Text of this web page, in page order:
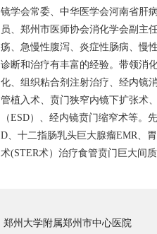
镜学会常委、中华医学会河南省肝
员、郑州市医师协会消化学会副主
疡、急慢性腹泻、炎症性肠病、慢
诊断和治疗有丰富的经验。带领消
化、组织粘合剂注射治疗、经内镜
管植入术、贲门狭窄内镜下扩张术
（ESD）、经内镜贲门缩窄术等。
D、十二指肠乳头巨大腺瘤EMR、
术(STER术）治疗食管贲门巨大间
郑州大学附属郑州市中心医院